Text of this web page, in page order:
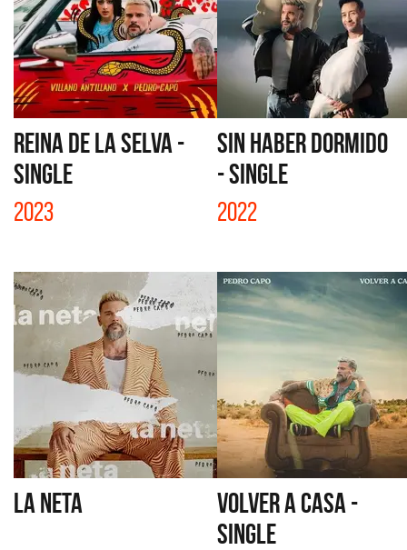
REINA DE LA SELVA -
SINGLE
2023
SIN HABER DORMIDO
- SINGLE
2022
LA NETA
VOLVER A CASA -
SINGLE